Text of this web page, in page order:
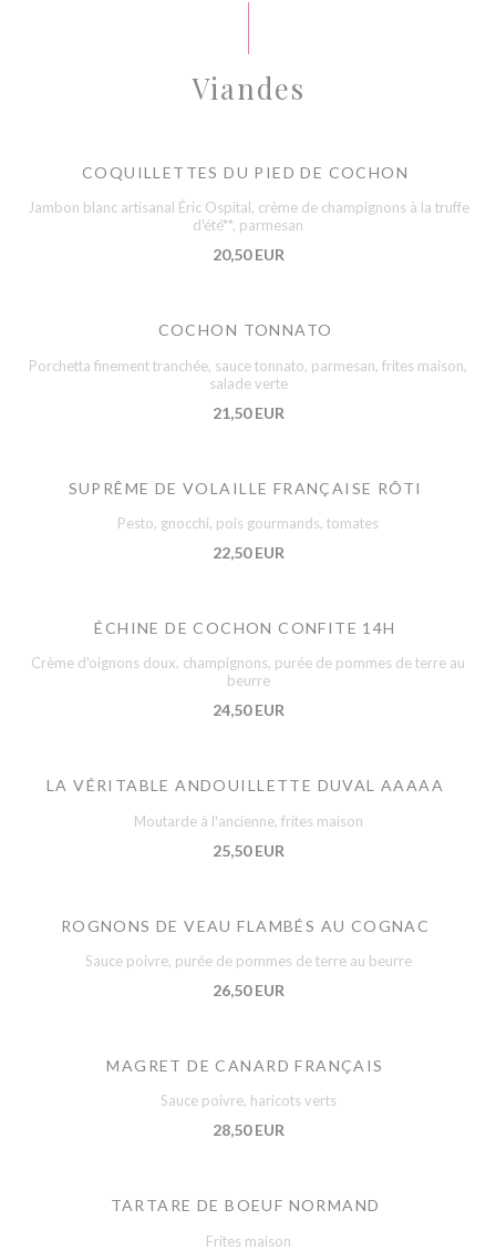
Viandes
COQUILLETTES DU PIED DE COCHON
Jambon blanc artisanal Éric Ospital, crème de champignons à la truffe
d'été**, parmesan
20,50 EUR
COCHON TONNATO
Porchetta finement tranchée, sauce tonnato, parmesan, frites maison,
salade verte
21,50 EUR
SUPRÊME DE VOLAILLE FRANÇAISE RÔTI
Pesto, gnocchi, pois gourmands, tomates
22,50 EUR
ÉCHINE DE COCHON CONFITE 14H
Crème d'oignons doux, champignons, purée de pommes de terre au
beurre
24,50 EUR
LA VÉRITABLE ANDOUILLETTE DUVAL AAAAA
Moutarde à l'ancienne, frites maison
25,50 EUR
ROGNONS DE VEAU FLAMBÉS AU COGNAC
Sauce poivre, purée de pommes de terre au beurre
26,50 EUR
MAGRET DE CANARD FRANÇAIS
Sauce poivre, haricots verts
28,50 EUR
TARTARE DE BOEUF NORMAND
Frites maison